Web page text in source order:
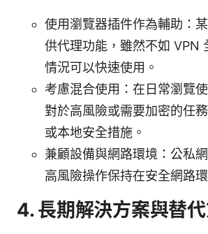
使用瀏覽器插件作為輔助：
供代理功能，雖然不如 VPN
情況可以快速使用。
考慮混合使用：在日常瀏覽
對於高風險或需要加密的任
或本地安全措施。
兼顧設備與網路環境：公私
高風險操作保持在安全網路
4. 長期解決方案與替